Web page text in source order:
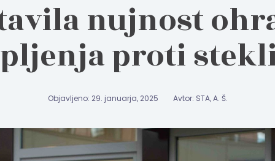
nujnost
proti
Objavljeno: 29. januarja, 2025 Avtor: STA, A. Š.